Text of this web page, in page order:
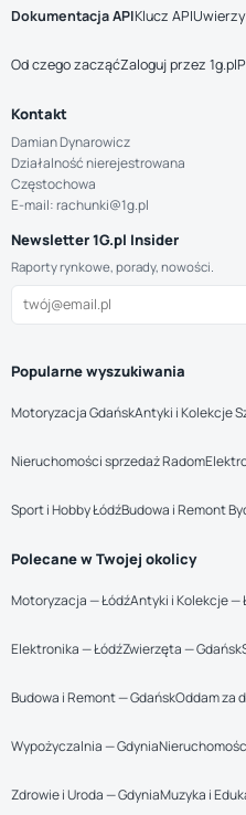
Dokumentacja APIKlucz API
Od czego zacząćZaloguj przez 1g.pl
Kontakt
Damian Dynarowicz
Działalność nierejestrowana
Częstochowa
E-mail: rachunki@1g.pl
Newsletter 1G.pl Insider
Raporty rynkowe, porady, nowości.
Popularne wyszukiwania
Motoryzacja GdańskAntyki i Kolekcje
Nieruchomości sprzedaż Radom
Sport i Hobby ŁódźBudowa i Remont
Polecane w Twojej okolicy
Motoryzacja — ŁódźAntyki i Kolekcje —
Elektronika — ŁódźZwierzęta — Gdańsk
Budowa i Remont — GdańskOddam za
Wypożyczalnia — Gdynia
Zdrowie i Uroda — GdyniaMuzyka i